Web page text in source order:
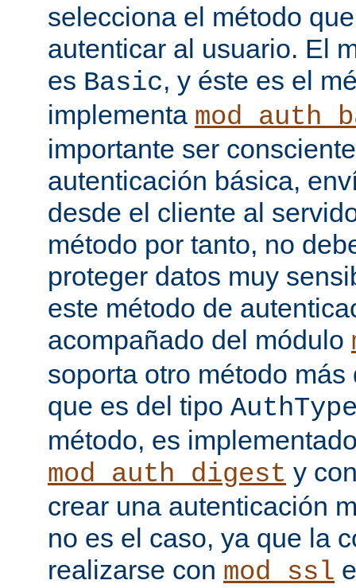
selecciona el método
autenticar al usuario. El
es Basic, y éste es el
implementa
importante ser
autenticación básica,
desde el cliente al
método por tanto, no
proteger datos muy
este método de
acompañado del módulo
soporta otro método
que es del tipo
método, es
mod_auth_digest y
crear una autenticación
no es el caso, ya que la
realizarse con mod_ssl